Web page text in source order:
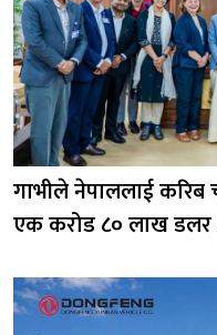
गाभीले नेपाललाई करिब
एक करोड ८० लाख डलर